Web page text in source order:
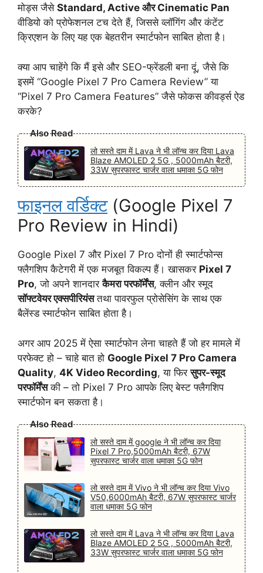
मोड्स जैसे Standard, Active और Cinematic Pan
वीडियो को प्रोफेशनल टच देते हैं, जिससे व्लॉगिंग और कंटेंट
क्रिएशन के लिए यह एक बेहतरीन स्मार्टफोन साबित होता है।
क्या आप चाहेंगे कि मैं इसे और SEO-फ्रेंडली बना दूं, जैसे कि
इसमें “Google Pixel 7 Pro Camera Review” या
“Pixel 7 Pro Camera Features” जैसे फोकस कीवर्ड्स ऐड
करके?
Also Read
लो सस्ते दाम में Lava ने भी लॉन्च कर दिया Lava
Blaze AMOLED 2 5G , 5000mAh बैटरी,
33W सुपरफास्ट चार्जर वाला धमाका 5G फोन
फाइनल वर्डिक्ट(Google Pixel 7
Pro Review in Hindi)
Google Pixel 7 और Pixel 7 Pro दोनों ही स्मार्टफोन्स
फ्लैगशिप कैटेगरी में एक मजबूत विकल्प हैं। खासकर Pixel 7
Pro, जो अपने शानदारकैमरा परफॉर्मेंस, क्लीन और स्मूद
सॉफ्टवेयर एक्सपीरियंसतथा पावरफुल प्रोसेसिंग के साथ एक
बैलेंस्ड स्मार्टफोन साबित होता है।
अगर आप 2025 में ऐसा स्मार्टफोन लेना चाहते हैं जो हर मामले में
परफेक्ट हो – चाहे बात हो Google Pixel 7 Pro Camera
Quality, 4K Video Recording, या फिरसुपर-स्मूद
परफॉर्मेंसकी – तो Pixel 7 Pro आपके लिए बेस्ट फ्लैगशिप
स्मार्टफोन बन सकता है।
Also Read
लो सस्ते दाम में google ने भी लॉन्च कर दिया
Pixel 7 Pro,5000mAh बैटरी, 67W
सुपरफास्ट चार्जर वाला धमाका 5G फोन
लो सस्ते दाम में Vivo ने भी लॉन्च कर दिया Vivo
V50,6000mAh बैटरी, 67W सुपरफास्ट चार्जर
वाला धमाका 5G फोन
लो सस्ते दाम में Lava ने भी लॉन्च कर दिया Lava
Blaze AMOLED 2 5G , 5000mAh बैटरी,
33W सुपरफास्ट चार्जर वाला धमाका 5G फोन